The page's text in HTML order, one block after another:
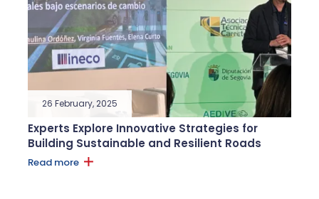
26 February, 2025
Experts Explore Innovative Strategies for
Building Sustainable and Resilient Roads
Read more